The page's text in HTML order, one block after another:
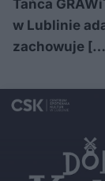
Tańca
w Lublinie
zachowuje